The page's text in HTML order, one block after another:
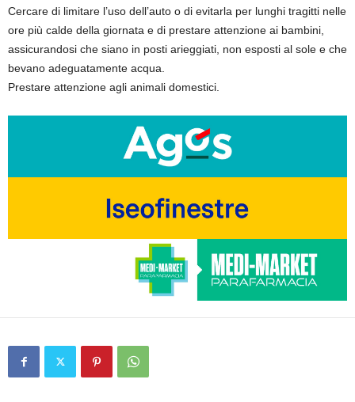
Cercare di limitare l’uso dell’auto o di evitarla per lunghi tragitti nelle
ore più calde della giornata e di prestare attenzione ai bambini,
assicurandosi che siano in posti arieggiati, non esposti al sole e che
bevano adeguatamente acqua.
Prestare attenzione agli animali domestici.